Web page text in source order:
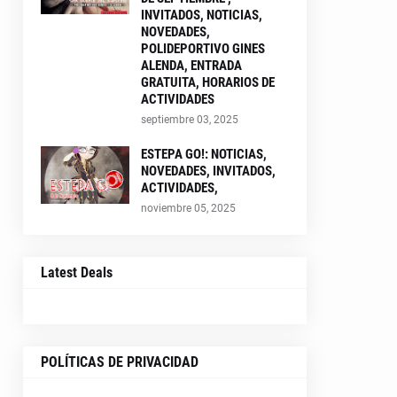
INVITADOS, NOTICIAS,
NOVEDADES,
POLIDEPORTIVO GINES
ALENDA, ENTRADA
GRATUITA, HORARIOS DE
ACTIVIDADES
septiembre 03, 2025
ESTEPA GO!: NOTICIAS,
NOVEDADES, INVITADOS,
ACTIVIDADES,
noviembre 05, 2025
Latest Deals
POLÍTICAS DE PRIVACIDAD